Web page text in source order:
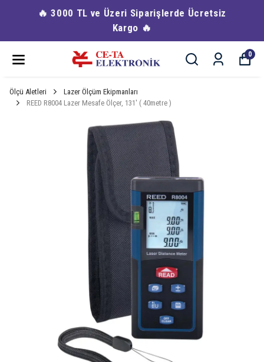
🔥 3000 TL ve Üzeri Siparişlerde Ücretsiz
Kargo 🔥
0
Ölçü Aletleri
Lazer Ölçüm Ekipmanları
REED R8004 Lazer Mesafe Ölçer, 131′ ( 40metre )